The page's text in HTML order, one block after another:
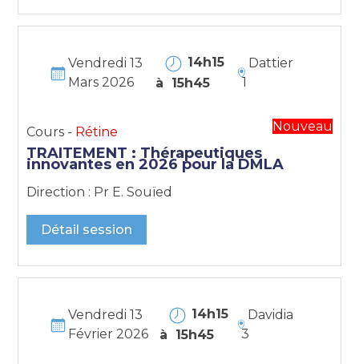
Vendredi 13
Mars 2026
14h15
à 15h45
Dattier
1
Cours - Rétine Nouveau
TRAITEMENT : Thérapeutiques
innovantes en 2026 pour la DMLA
Direction : Pr E. Souïed
Détail session
Vendredi 13
Février 2026
14h15
à 15h45
Davidia
3